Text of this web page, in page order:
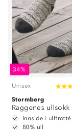
34%
Unisex
Stormberg
Raggenes ullsokk
Innside i ullfrotté
80% ull